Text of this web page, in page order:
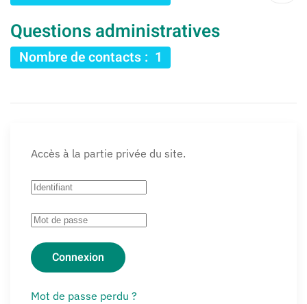
Questions administratives
Nombre de contacts : 1
Accès à la partie privée du site.
Connexion
Mot de passe perdu ?